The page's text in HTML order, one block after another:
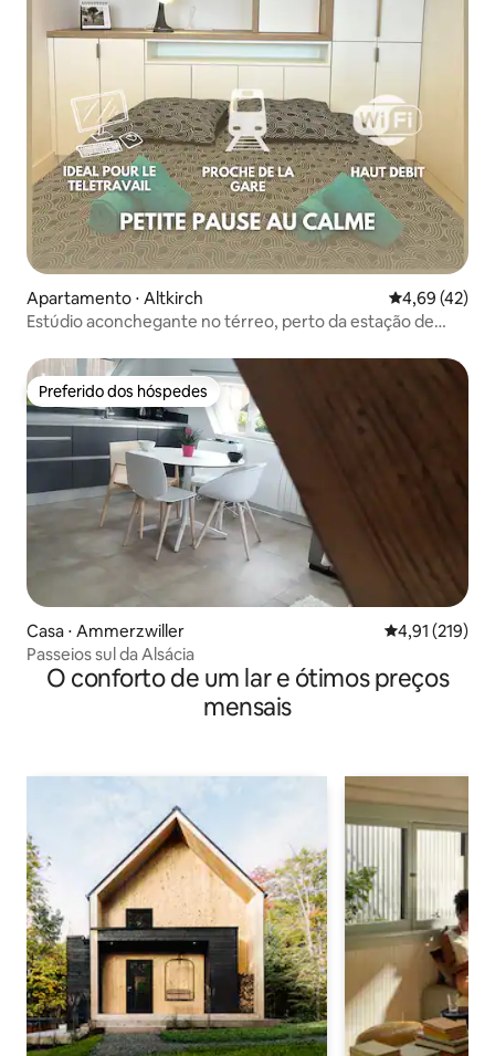
Apartamento ⋅ Altkirch 4,69 de uma
4,69 (42)
Estúdio aconchegante no térreo, perto da estação de
Preferido dos hóspedes
Preferido dos hóspedes
Casa ⋅ Ammerzwiller 4,91 de uma
4,91 (219)
Passeios sul da Alsácia
O conforto de um lar e ótimos preços
mensais